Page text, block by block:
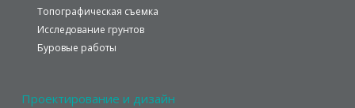
Топографическая съемка
Исследование грунтов
Буровые работы
Проектирование и дизайн